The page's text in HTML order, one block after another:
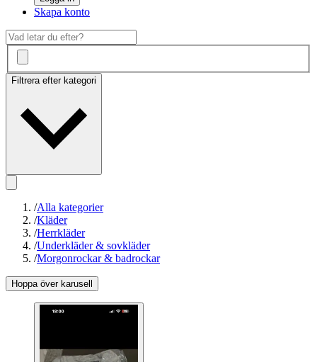
Skapa konto
Filtrera efter kategori
/Alla kategorier
/Kläder
/Herrkläder
/Underkläder & sovkläder
/Morgonrockar & badrockar
Hoppa över karusell